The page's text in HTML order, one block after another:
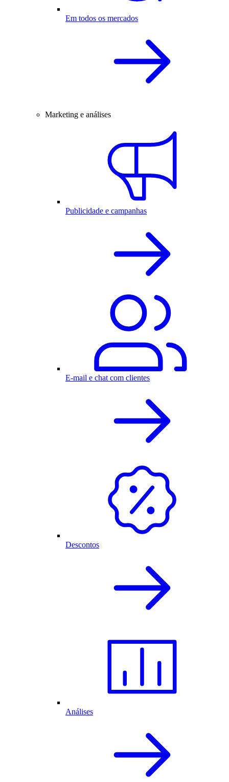
Em todos os mercados
Marketing e análises
Publicidade e campanhas
E-mail e chat com clientes
Descontos
Análises